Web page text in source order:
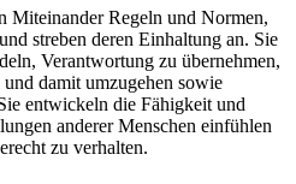
Miteinander Regeln und Normen,
streben deren Einhaltung an. Sie
Verantwortung zu übernehmen,
damit umzugehen sowie
entwickeln die Fähigkeit und
anderer Menschen einfühlen
zu verhalten.